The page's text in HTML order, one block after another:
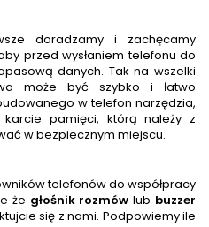
doradzamy i zachęcamy
przed wysłaniem telefonu do
danych. Tak na wszelki
może być szybko i łatwo
w telefon narzędzia,
pamięci, którą należy z
w bezpiecznym miejscu.
telefonów do współpracy
że głośnik rozmów lub buzzer
się z nami. Podpowiemy ile